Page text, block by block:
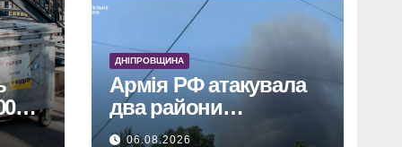
ДНІПРОВЩИНА
Армія РФ атакувала
два райони
Дніпропетровщини: є
06.08.2026